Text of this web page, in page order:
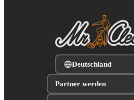
Deutschland
Partner werden